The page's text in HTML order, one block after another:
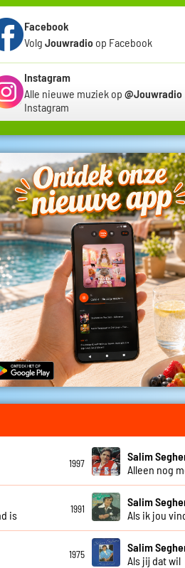
Facebook
Volg Jouwradio op Facebook
Instagram
Alle nieuwe muziek op @Jouwradio
Instagram
1997
Salim
Alleen nog
is
1991
Salim
Als ik jou
1975
Salim
Als jij dat wil